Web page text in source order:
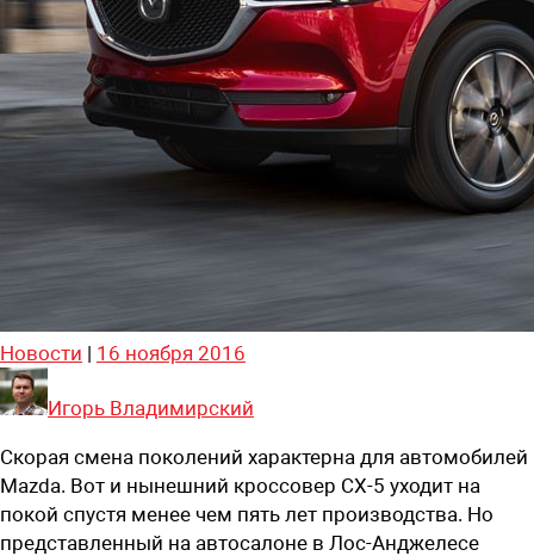
Новости | 16 ноября 2016
Игорь Владимирский
Скорая смена поколений характерна для автомобилей
Mazda. Вот и нынешний кроссовер CX-5 уходит на
покой спустя менее чем пять лет производства. Но
представленный на автосалоне в Лос-Анджелесе